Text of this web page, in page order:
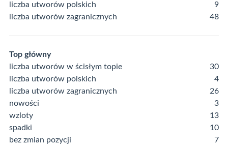
liczba utworów polskich
9
liczba utworów zagranicznych
48
Top główny
liczba utworów w ścisłym topie
30
liczba utworów polskich
4
liczba utworów zagranicznych
26
nowości
3
wzloty
13
spadki
10
bez zmian pozycji
7